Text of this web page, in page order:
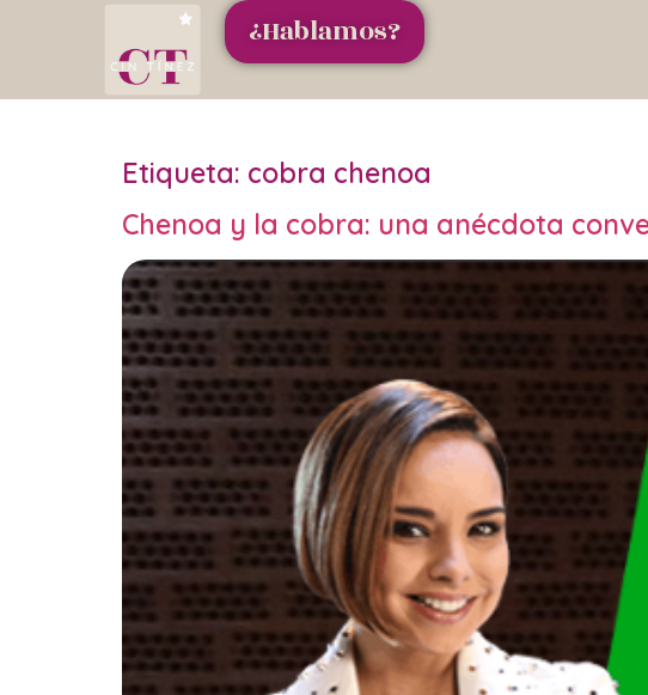
¿Hablamos?
Etiqueta: cobra chenoa
Chenoa y la cobra: una anécdota